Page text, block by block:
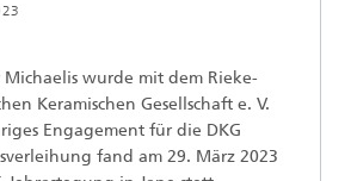
wurde mit dem Rieke-
Keramischen Gesellschaft e. V.
Engagement für die DKG
fand am 29. März 2023